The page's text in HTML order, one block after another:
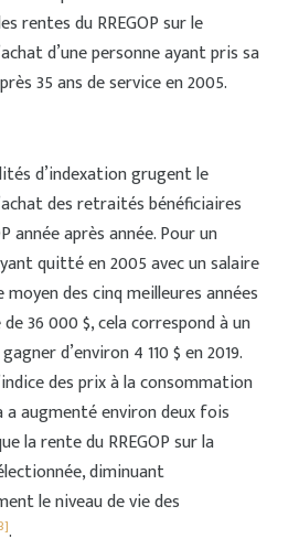
rentes du RREGOP sur le
d’une personne ayant pris sa
35 ans de service en 2005.
d’indexation grugent le
des retraités bénéficiaires
année après année. Pour un
quitté en 2005 avec un salaire
moyen des cinq meilleures années
36 000 $, cela correspond à un
d’environ 4 110 $ en 2019.
des prix à la consommation
a augmenté environ deux fois
la rente du RREGOP sur la
diminuant
le niveau de vie des
.